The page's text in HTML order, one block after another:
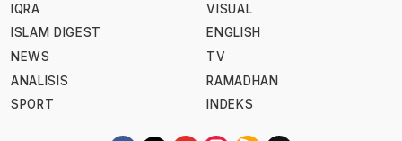
IQRA
ISLAM DIGEST
NEWS
ANALISIS
SPORT
VISUAL
ENGLISH
TV
RAMADHAN
INDEKS